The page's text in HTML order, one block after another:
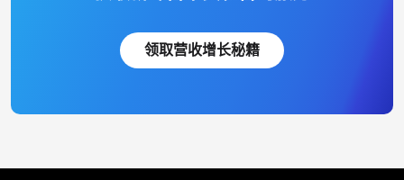
领取营收增长秘籍